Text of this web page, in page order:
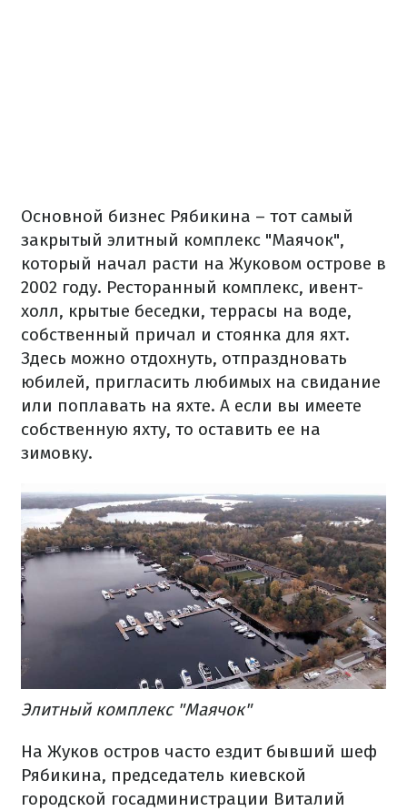
Основной бизнес Рябикина – тот самый
закрытый элитный комплекс "Маячок",
который начал расти на Жуковом острове в
2002 году. Ресторанный комплекс, ивент-
холл, крытые беседки, террасы на воде,
собственный причал и стоянка для яхт.
Здесь можно отдохнуть, отпраздновать
юбилей, пригласить любимых на свидание
или поплавать на яхте. А если вы имеете
собственную яхту, то оставить ее на
зимовку.
Элитный комплекс "Маячок"
На Жуков остров часто ездит бывший шеф
Рябикина, председатель киевской
городской госадминистрации Виталий